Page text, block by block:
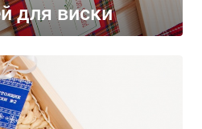
для виски